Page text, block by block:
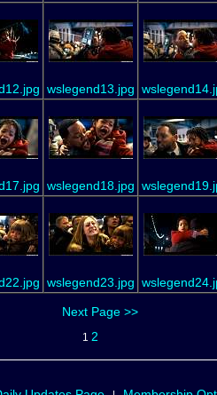
wslegend13.jpg
wslegend18.jpg
wslegend23.jpg
Next Page >>
1 2